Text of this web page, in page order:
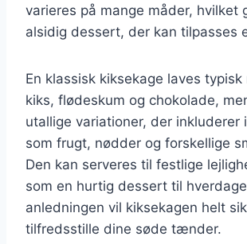
varieres på mange måder, hvilket
alsidig dessert, der kan tilpasses
En klassisk kiksekage laves
kiks, flødeskum og chokolade,
utallige variationer, der inkluderer
som frugt, nødder og forskellige
Den kan serveres til festlige
som en hurtig dessert til
anledningen vil kiksekagen helt
tilfredsstille dine søde tænder.